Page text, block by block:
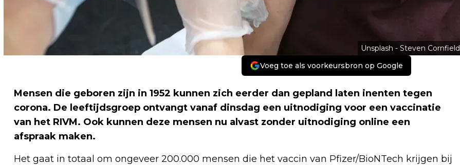
Unsplash - Steven Cornfield
Voeg toe als voorkeursbron op Google
Mensen die geboren zijn in 1952 kunnen zich eerder dan gepland laten inenten tegen
corona. De leeftijdsgroep ontvangt vanaf dinsdag een uitnodiging voor een vaccinatie
van het RIVM. Ook kunnen deze mensen nu alvast zonder uitnodiging online een
afspraak maken.
Het gaat in totaal om ongeveer 200.000 mensen die het vaccin van Pfizer/BioNTech krijgen bij